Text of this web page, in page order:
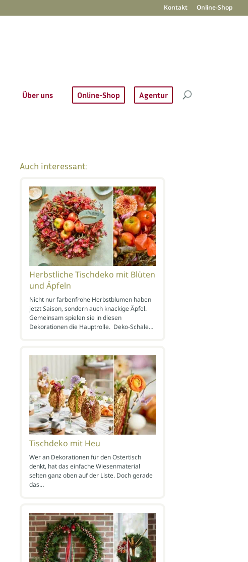
Kontakt Online-Shop
Über uns Online-Shop Agentur
Auch interessant:
Herbstliche Tischdeko mit Blüten
und Äpfeln
Nicht nur farbenfrohe Herbstblumen haben
jetzt Saison, sondern auch knackige Äpfel.
Gemeinsam spielen sie in diesen
Dekorationen die Hauptrolle. Deko-Schale…
Tischdeko mit Heu
Wer an Dekorationen für den Ostertisch
denkt, hat das einfache Wiesenmaterial
selten ganz oben auf der Liste. Doch gerade
das…